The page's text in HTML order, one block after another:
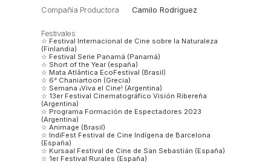
Compañía Productora Camilo Rodriguez
Festivales
☆ Festival Internacional de Cine sobre la Naturaleza
(Finlandia)
☆ Festival Serie Panamá (Panamá)
☆ Short of the Year (españa)
☆ Mata Atlântica EcoFestival (Brasil)
☆ 6° Chaniartoon (Grecia)
☆ Semana ¡Viva el Cine! (Argentina)
☆ 13er Festival Cinematográfico Visión Ribereña
(Argentina)
☆ Programa Formación de Espectadores 2023
(Argentina)
☆ Animage (Brasil)
☆ IndiFest Festival de Cine Indígena de Barcelona
(España)
☆ Kursaal Festival de Cine de San Sebastián (España)
☆ 1er Festival Rurales (España)